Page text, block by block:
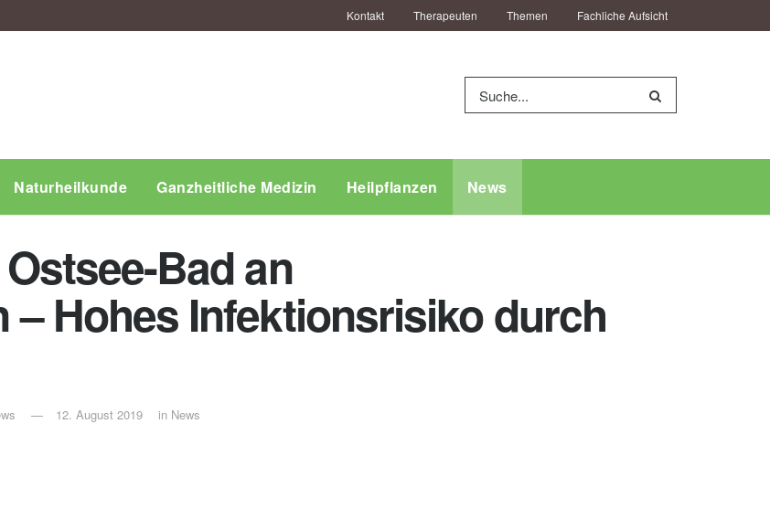
Kontakt Therapeuten Themen Fachliche Aufsicht
Naturheilkunde Ganzheitliche Medizin Heilpflanzen News
Bad an
Hohes Infektionsrisiko durch
12. August 2019 in News